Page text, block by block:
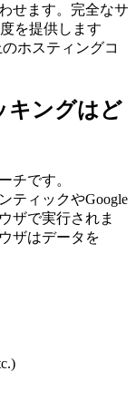
せます。完全なサ
を提供します
ホスティングコ
キングはど
チです。
ティックやGoogle
ザで実行されま
ザはデータを